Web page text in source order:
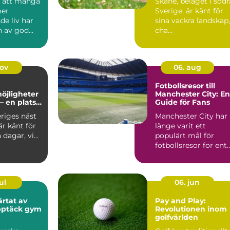
liv har
av god
Sverige, är känt för
sina vackra landskap,
cha...
en plats
näst
känt för
vi...
06. aug
Fotbollsresor till
Manchester City: En
Guide för Fans
Manchester City har
länge varit ett
populärt mål för
fotbollsresor för
av
gym
06. jun
Pay and Play:
Revolutionen inom
golfvärlden